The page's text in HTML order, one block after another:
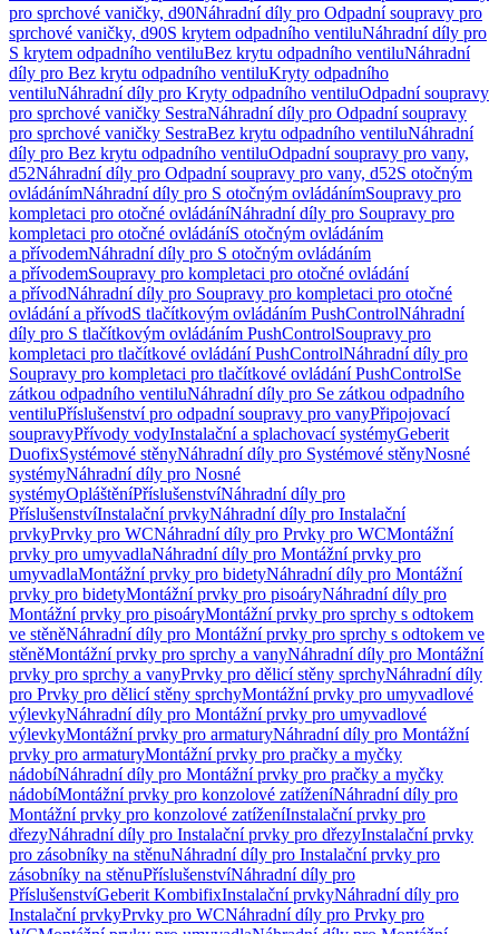
pro sprchové vaničky, d90Náhradní díly pro Odpadní soupravy pro
sprchové vaničky, d90S krytem odpadního ventiluNáhradní díly pro
S krytem odpadního ventiluBez krytu odpadního ventiluNáhradní
díly pro Bez krytu odpadního ventiluKryty odpadního
ventiluNáhradní díly pro Kryty odpadního ventiluOdpadní soupravy
pro sprchové vaničky SestraNáhradní díly pro Odpadní soupravy
pro sprchové vaničky SestraBez krytu odpadního ventiluNáhradní
díly pro Bez krytu odpadního ventiluOdpadní soupravy pro vany,
d52Náhradní díly pro Odpadní soupravy pro vany, d52S otočným
ovládánímNáhradní díly pro S otočným ovládánímSoupravy pro
kompletaci pro otočné ovládáníNáhradní díly pro Soupravy pro
kompletaci pro otočné ovládáníS otočným ovládáním
a přívodemNáhradní díly pro S otočným ovládáním
a přívodemSoupravy pro kompletaci pro otočné ovládání
a přívodNáhradní díly pro Soupravy pro kompletaci pro otočné
ovládání a přívodS tlačítkovým ovládáním PushControlNáhradní
díly pro S tlačítkovým ovládáním PushControlSoupravy pro
kompletaci pro tlačítkové ovládání PushControlNáhradní díly pro
Soupravy pro kompletaci pro tlačítkové ovládání PushControlSe
zátkou odpadního ventiluNáhradní díly pro Se zátkou odpadního
ventiluPříslušenství pro odpadní soupravy pro vanyPřipojovací
soupravyPřívody vodyInstalační a splachovací systémyGeberit
DuofixSystémové stěnyNáhradní díly pro Systémové stěnyNosné
systémyNáhradní díly pro Nosné
systémyOpláštěníPříslušenstvíNáhradní díly pro
PříslušenstvíInstalační prvkyNáhradní díly pro Instalační
prvkyPrvky pro WCNáhradní díly pro Prvky pro WCMontážní
prvky pro umyvadlaNáhradní díly pro Montážní prvky pro
umyvadlaMontážní prvky pro bidetyNáhradní díly pro Montážní
prvky pro bidetyMontážní prvky pro pisoáryNáhradní díly pro
Montážní prvky pro pisoáryMontážní prvky pro sprchy s odtokem
ve stěněNáhradní díly pro Montážní prvky pro sprchy s odtokem ve
stěněMontážní prvky pro sprchy a vanyNáhradní díly pro Montážní
prvky pro sprchy a vanyPrvky pro dělicí stěny sprchyNáhradní díly
pro Prvky pro dělicí stěny sprchyMontážní prvky pro umyvadlové
výlevkyNáhradní díly pro Montážní prvky pro umyvadlové
výlevkyMontážní prvky pro armaturyNáhradní díly pro Montážní
prvky pro armaturyMontážní prvky pro pračky a myčky
nádobíNáhradní díly pro Montážní prvky pro pračky a myčky
nádobíMontážní prvky pro konzolové zatíženíNáhradní díly pro
Montážní prvky pro konzolové zatíženíInstalační prvky pro
dřezyNáhradní díly pro Instalační prvky pro dřezyInstalační prvky
pro zásobníky na stěnuNáhradní díly pro Instalační prvky pro
zásobníky na stěnuPříslušenstvíNáhradní díly pro
PříslušenstvíGeberit KombifixInstalační prvkyNáhradní díly pro
Instalační prvkyPrvky pro WCNáhradní díly pro Prvky pro